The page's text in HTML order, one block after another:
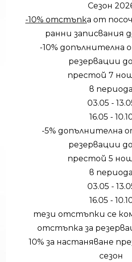
Сезон
-10% отстъпка от
ранни записвания
-10% допълнителна
резервации до
престой 7
в периода
03.05 -
16.05 -
-5% допълнителна
резервации до
престой 5
в периода
03.05 -
16.05 -
тези отстъпки се
отстъпка за
10% за настаняване
сезон